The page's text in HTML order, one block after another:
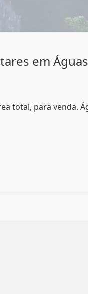
em
total, para venda.